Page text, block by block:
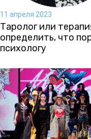
11 апреля 2023
Таролог или
определить, что
психологу